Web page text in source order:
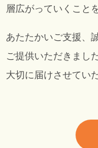
層広がっていくこと
あたたかいご支援、
ご提供いただきまし
大切に届けさせてい